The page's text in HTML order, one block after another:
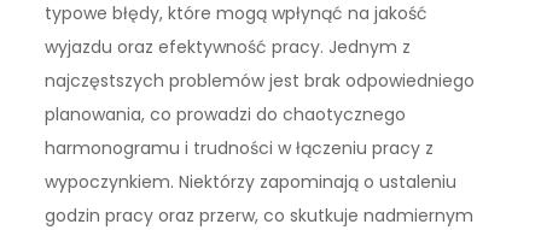
typowe błędy, które mogą wpłynąć na jakość
wyjazdu oraz efektywność pracy. Jednym z
najczęstszych problemów jest brak odpowiedniego
planowania, co prowadzi do chaotycznego
harmonogramu i trudności w łączeniu pracy z
wypoczynkiem. Niektórzy zapominają o ustaleniu
godzin pracy oraz przerw, co skutkuje nadmiernym